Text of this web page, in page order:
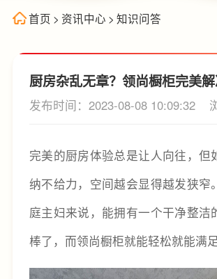
首页 > 资讯中心 > 知识问答
厨房杂乱无章？领尚橱柜完美
发布时间：2023-08-08 10:09:32
完美的厨房体验总是让人向往，但
纳不给力，空间越会显得越发狭窄
庭主妇来说，能拥有一个干净整洁
棒了，而领尚橱柜就能轻松就能满